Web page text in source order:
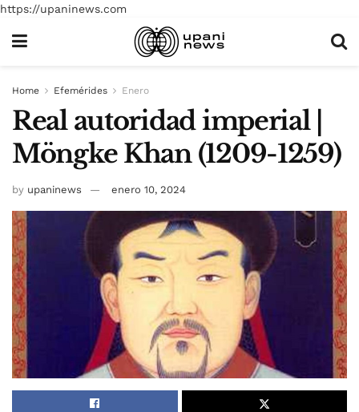
https://upaninews.com
Home Efemérides Enero
Real autoridad imperial |
Möngke Khan (1209-1259)
by upaninews enero 10, 2024